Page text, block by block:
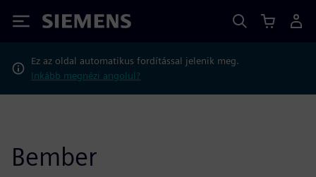
Siemens
Ez az oldal automatikus fordítással jelenik meg.
Inkább megnézi angolul?
Bember